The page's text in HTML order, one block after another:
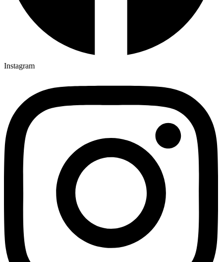
Instagram